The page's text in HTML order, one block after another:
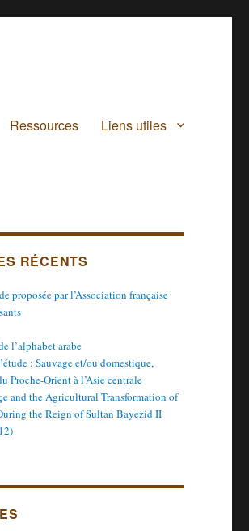
Ressources Liens utiles
RÉCENTS
proposée par l’Association française
l’alphabet arabe
: Sauvage et/ou domestique,
Proche-Orient à l’Asie centrale
and the Agricultural Transformation of
the Reign of Sultan Bayezid II